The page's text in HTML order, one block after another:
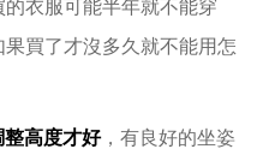
衣服可能半年就不能穿
買了才沒多久就不能用怎
高度才好，有良好的坐姿